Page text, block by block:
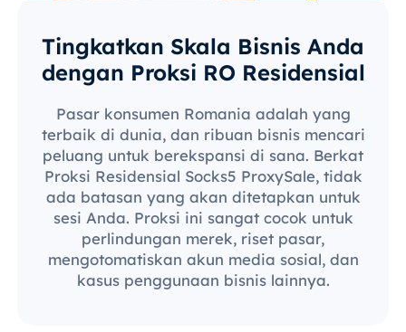
Tingkatkan Skala Bisnis Anda
dengan Proksi RO Residensial
Pasar konsumen Romania adalah yang
terbaik di dunia, dan ribuan bisnis mencari
peluang untuk berekspansi di sana. Berkat
Proksi Residensial Socks5 ProxySale, tidak
ada batasan yang akan ditetapkan untuk
sesi Anda. Proksi ini sangat cocok untuk
perlindungan merek, riset pasar,
mengotomatiskan akun media sosial, dan
kasus penggunaan bisnis lainnya.